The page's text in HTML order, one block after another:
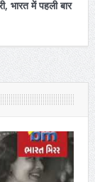
भारत में पहली बार